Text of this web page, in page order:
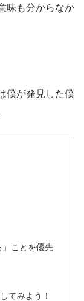
味も分からなか
僕が発見した僕
ことを優先
てみよう！